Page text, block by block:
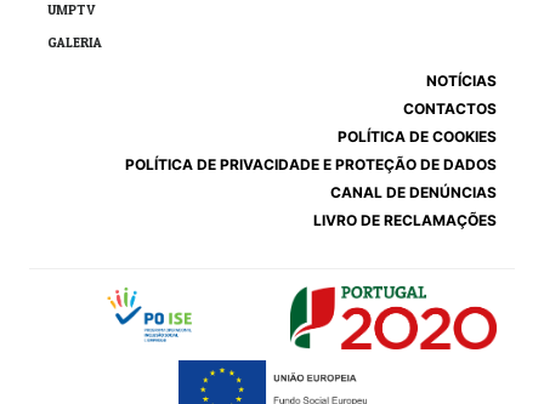
UMPTV
GALERIA
NOTÍCIAS
CONTACTOS
POLÍTICA DE COOKIES
POLÍTICA DE PRIVACIDADE E PROTEÇÃO DE DADOS
CANAL DE DENÚNCIAS
LIVRO DE RECLAMAÇÕES